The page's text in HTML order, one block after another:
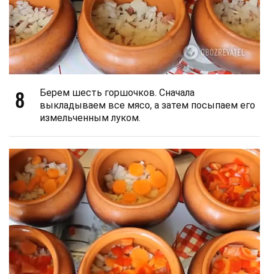
8
Берем шесть горшочков. Сначала
выкладываем все мясо, а затем посыпаем его
измельченным луком.